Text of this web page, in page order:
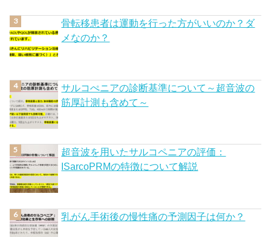
骨転移患者は運動を行った方がいいのか？ダ
メなのか？
サルコぺニアの診断基準について～超音波の
筋厚計測も含めて～
超音波を用いたサルコペニアの評価：
ISarcoPRMの特徴について解説
乳がん手術後の慢性痛の予測因子は何か？